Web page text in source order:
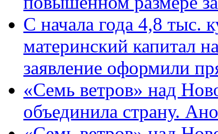
С начала года 4,8 тыс.
материнский капитал
заявление оформили
«Семь ветров» над
объединила страну.